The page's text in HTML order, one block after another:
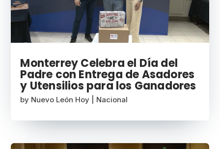
Monterrey Celebra el Día del
Padre con Entrega de Asadores
y Utensilios para los Ganadores
by Nuevo León Hoy Nacional